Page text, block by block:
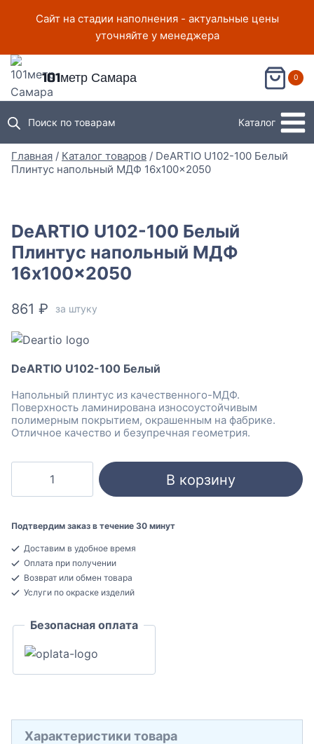
Сайт на стадии наполнения - актуальные цены
уточняйте у менеджера
101метр Самара 0
Поиск по товарам Каталог
Главная / Каталог товаров / DeARTIO U102-100 Белый
Плинтус напольный МДФ 16x100x2050
DeARTIO U102-100 Белый
Плинтус напольный МДФ
16x100x2050
861 ₽ за штуку
DeARTIO U102-100 Белый
Напольный плинтус из качественного-МДФ.
Поверхность ламинирована износоустойчивым
полимерным покрытием, окрашенным на фабрике.
Отличное качество и безупречная геометрия.
U102-
Белый
Плинтус
напольный
16x100x2050
В корзину
Подтвердим заказ в течение 30 минут
Доставим в удобное время
Оплата при получении
Возврат или обмен товара
Услуги по окраске изделий
Безопасная оплата
Характеристики товара